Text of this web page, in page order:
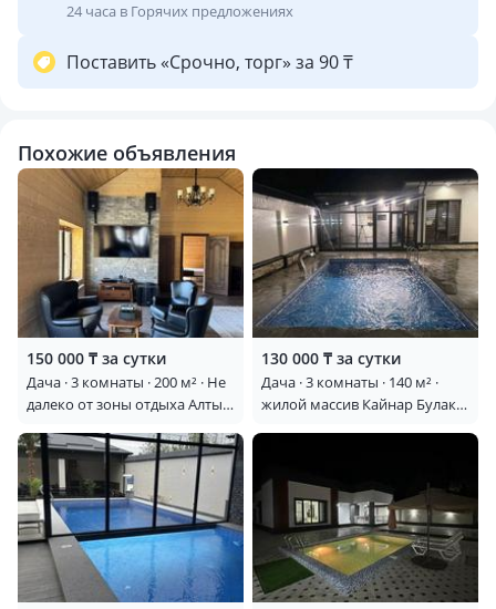
24 часа в Горячих предложениях
Поставить «Срочно, торг» за 90 ₸
Похожие объявления
150 000 ₸ за сутки
Дача · 3 комнаты · 200 м² · Не
далеко от зоны отдыха Алтын
отдыха Алтын Дан
130 000 ₸ за сутки
Дача · 3 комнаты · 140 м² ·
жилой массив Кайнар Булак,